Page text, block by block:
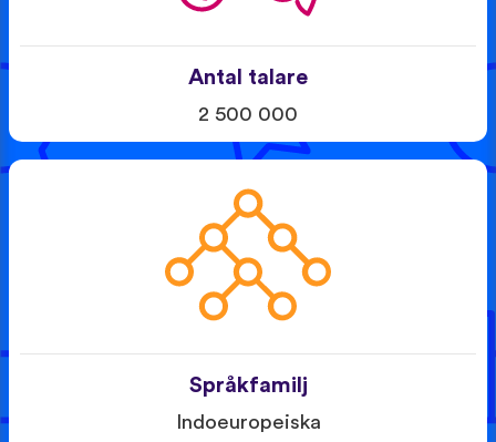
Antal talare
2 500 000
Språkfamilj
Indoeuropeiska